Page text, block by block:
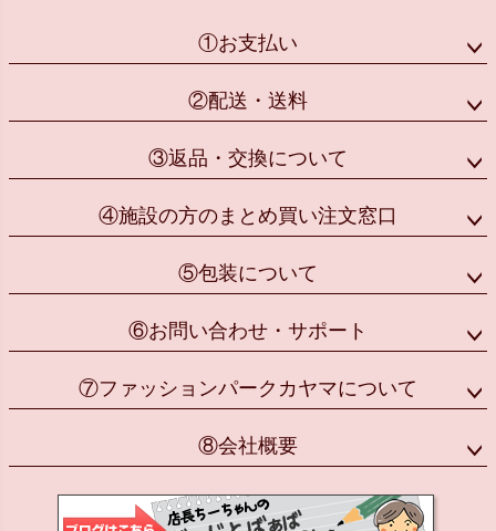
①お支払い
②配送・送料
③返品・交換について
④施設の方のまとめ買い注文窓口
⑤包装について
⑥お問い合わせ・サポート
⑦ファッションパークカヤマについて
⑧会社概要